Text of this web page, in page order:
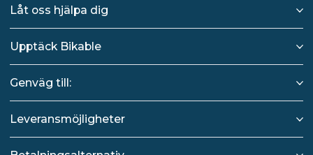
Låt oss hjälpa dig
Upptäck Bikable
Genväg till:
Leveransmöjligheter